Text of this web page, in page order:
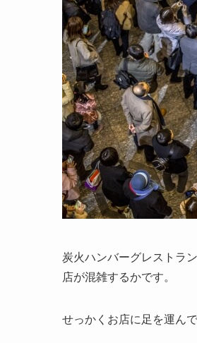
炭火ハンバーグレストラ
店が混雑するかです。
せっかくお店に足を運ん